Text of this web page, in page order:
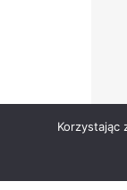
Korzystając